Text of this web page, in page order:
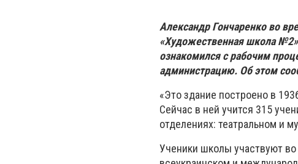
Александр Гончаренко во
«Художественная школа №2»
ознакомился с рабочим
администрацию. Об этом
«Это здание построено в
Сейчас в ней учится 315
отделениях: театральном и
Ученики школы участвуют